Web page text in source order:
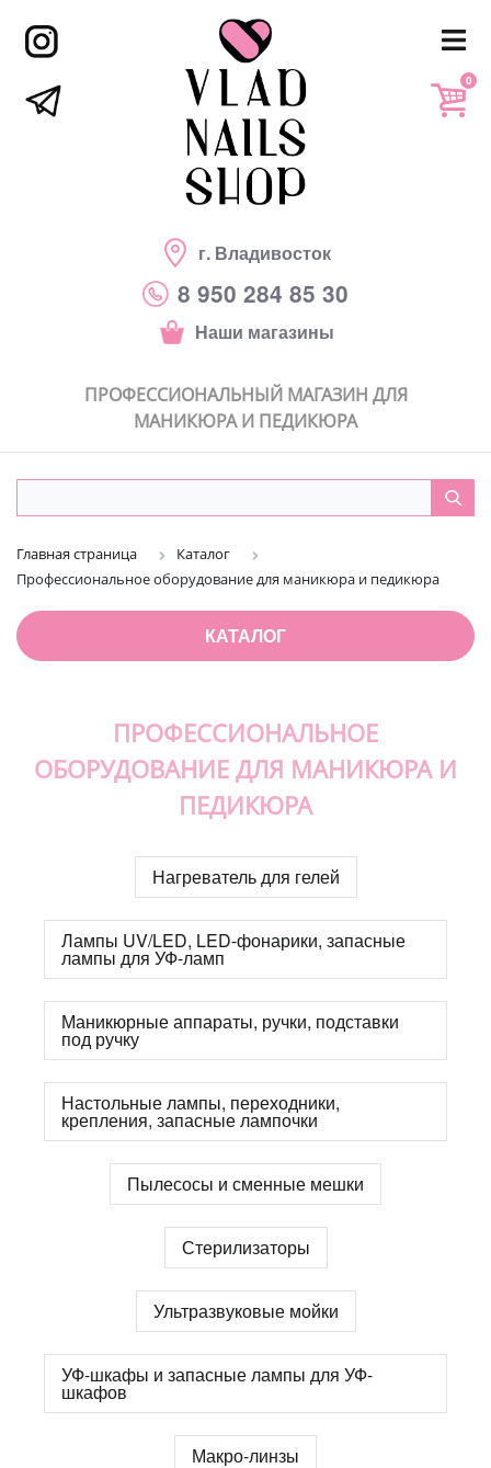
г. Владивосток
8 950 284 85 30
Наши магазины
0
ПРОФЕССИОНАЛЬНЫЙ МАГАЗИН ДЛЯ
МАНИКЮРА И ПЕДИКЮРА
Главная страница
Каталог
Профессиональное оборудование для маникюра и педикюра
КАТАЛОГ
ПРОФЕССИОНАЛЬНОЕ
ОБОРУДОВАНИЕ ДЛЯ МАНИКЮРА И
ПЕДИКЮРА
Нагреватель для гелей
Лампы UV/LED, LED-фонарики, запасные
лампы для УФ-ламп
Маникюрные аппараты, ручки, подставки
под ручку
Настольные лампы, переходники,
крепления, запасные лампочки
Пылесосы и сменные мешки
Стерилизаторы
Ультразвуковые мойки
УФ-шкафы и запасные лампы для УФ-
шкафов
Макро-линзы